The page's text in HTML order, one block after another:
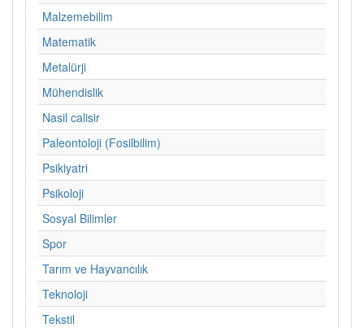
Malzemebilim
Matematik
Metalürji
Mühendislik
Nasil calisir
Paleontoloji (Fosilbilim)
Psikiyatri
Psikoloji
Sosyal Bilimler
Spor
Tarım ve Hayvancılık
Teknoloji
Tekstil